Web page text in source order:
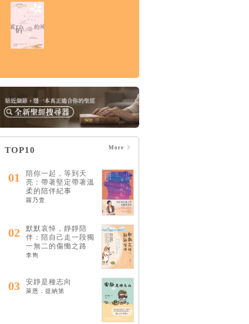
往救贖唯一的道路
HK$124 $130
TOP10 More
01
陪你一起，等到天
亮：帶著堅定帶著溫
柔的陪伴紀事
羅乃萱
02
默默哀悼，靜靜陪
伴：陪自己走一段獨
一無二的傷慟之路
李雋
03 安靜是種志向
萊恩．提納第